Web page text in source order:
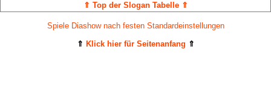
⇑ Top der Slogan Tabelle ⇑
Spiele Diashow nach festen Standardeinstellungen
⇑ Klick hier für Seitenanfang ⇑